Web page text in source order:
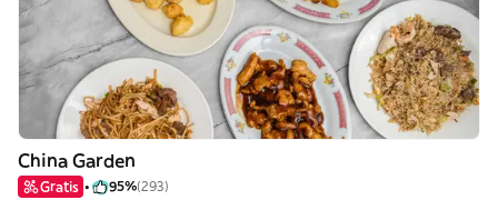
China Garden
Gratis 95%(293)